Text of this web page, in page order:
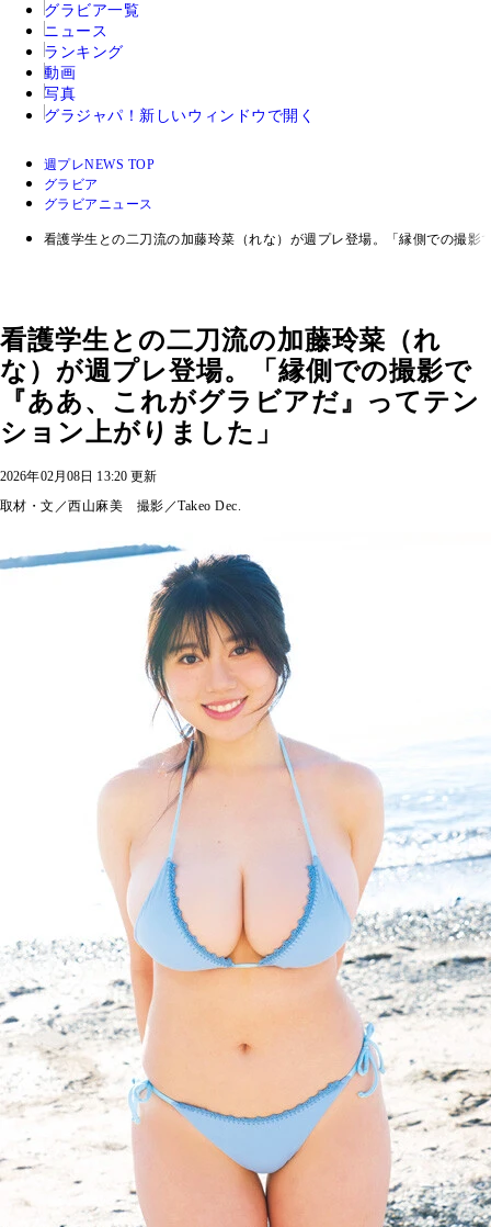
グラビア一覧
ニュース
ランキング
動画
写真
グラジャパ！ 新しいウィンドウで開く
週プレNEWS TOP
グラビア
グラビアニュース
看護学生との二刀流の加藤玲菜（れな）が週プレ登場。「縁側での撮
看護学生との二刀流の加藤玲菜（れ
な）が週プレ登場。「縁側での撮影で
『ああ、これがグラビアだ』ってテン
ション上がりました」
2026年02月08日 13:20 更新
取材・文／西山麻美 撮影／Takeo Dec.